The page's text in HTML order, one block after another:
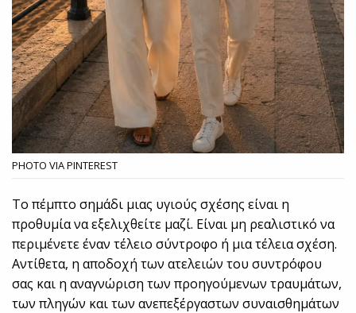
PHOTO VIA PINTEREST
Το πέμπτο σημάδι μιας υγιούς σχέσης είναι η
προθυμία να εξελιχθείτε μαζί. Είναι μη ρεαλιστικό να
περιμένετε έναν τέλειο σύντροφο ή μια τέλεια σχέση.
Αντίθετα, η αποδοχή των ατελειών του συντρόφου
σας και η αναγνώριση των προηγούμενων τραυμάτων,
των πληγών και των ανεπεξέργαστων συναισθημάτων